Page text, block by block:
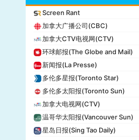
今日美国(USA Today)
BuzzFeed
全国公共广播电台(NPR)
美国广播公司(ABC)
美国新闻与世界报道(U.S. News)
CBS Sports
全国广播公司(NBC)
The Verge
PCMag
休斯顿纪事报(Houston
赫芬顿邮报(Huffpost)
Screen Rant
加拿大广播公司(CBC)
加拿大CTV电视网(CTV)
环球邮报(The Globe and Mail)
新闻报(La Presse)
多伦多星报(Toronto Star)
多伦多太阳报(Toronto Sun)
加拿大电视网(CTV)
温哥华太阳报(Vancouver Sun)
星岛日报(Sing Tao Daily)